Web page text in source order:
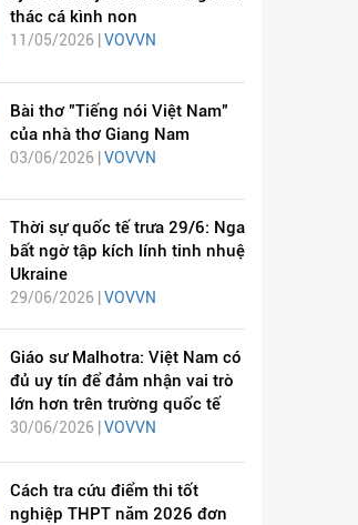
thác cá kình non
11/05/2026 | VOVVN
Bài thơ "Tiếng nói Việt Nam"
của nhà thơ Giang Nam
03/06/2026 | VOVVN
Thời sự quốc tế trưa 29/6: Nga
bất ngờ tập kích lính tinh nhuệ
Ukraine
29/06/2026 | VOVVN
Giáo sư Malhotra: Việt Nam có
đủ uy tín để đảm nhận vai trò
lớn hơn trên trường quốc tế
30/06/2026 | VOVVN
Cách tra cứu điểm thi tốt
nghiệp THPT năm 2026 đơn